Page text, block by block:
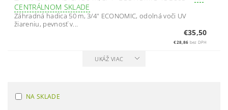
CENTRÁLNOM SKLADE
Záhradná hadica 50 m, 3/4" ECONOMIC, odolná voči UV
žiareniu, pevnosť v...
€35,50
€28,86 bez DPH
UKÁŽ VIAC
NA SKLADE